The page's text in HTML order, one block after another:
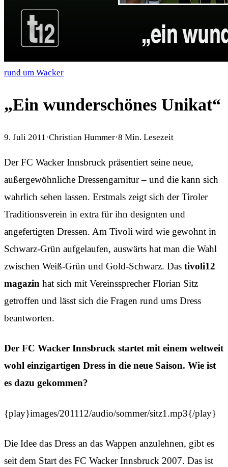
rund um Wacker
„Ein wunderschönes Unikat“
9. Juli 2011 ·Christian Hummer·8 Min. Lesezeit
Der FC Wacker Innsbruck präsentiert seine neue,
außergewöhnliche Dressengarnitur – und die kann sich
wahrlich sehen lassen. Erstmals zeigt sich der Tiroler
Traditionsverein in extra für ihn designten und
angefertigten Dressen. Am Tivoli wird wie gewohnt in
Schwarz-Grün aufgelaufen, auswärts hat man die Wahl
zwischen Weiß-Grün und Gold-Schwarz. Das tivoli12
magazin hat sich mit Vereinssprecher Florian Sitz
getroffen und lässt sich die Fragen rund ums Dress
beantworten.
Der FC Wacker Innsbruck startet mit einem weltweit
wohl einzigartigen Dress in die neue Saison. Wie ist
es dazu gekommen?
{play}images/201112/audio/sommer/sitz1.mp3{/play}
Die Idee das Dress an das Wappen anzulehnen, gibt es
seit dem Start des FC Wacker Innsbruck 2007. Das ist